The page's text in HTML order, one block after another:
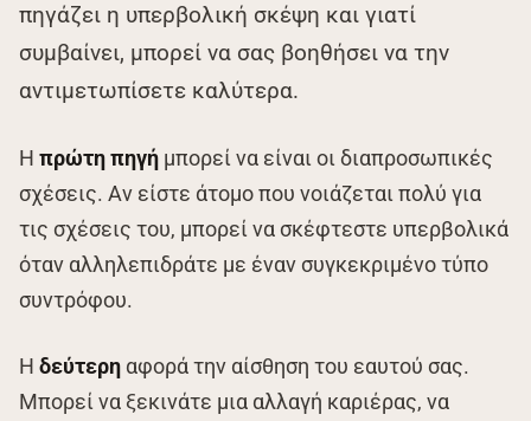
πηγάζει η υπερβολική σκέψη και γιατί
συμβαίνει, μπορεί να σας βοηθήσει να την
αντιμετωπίσετε καλύτερα.
Η πρώτη πηγή μπορεί να είναι οι διαπροσωπικές
σχέσεις. Αν είστε άτομο που νοιάζεται πολύ για
τις σχέσεις του, μπορεί να σκέφτεστε υπερβολικά
όταν αλληλεπιδράτε με έναν συγκεκριμένο τύπο
συντρόφου.
Η δεύτερη αφορά την αίσθηση του εαυτού σας.
Μπορεί να ξεκινάτε μια αλλαγή καριέρας, να